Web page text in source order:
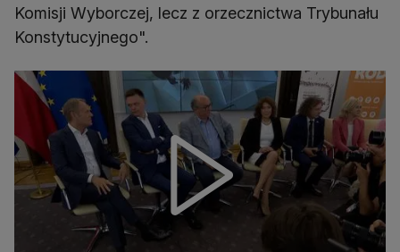
Komisji Wyborczej, lecz z orzecznictwa Trybunału
Konstytucyjnego".